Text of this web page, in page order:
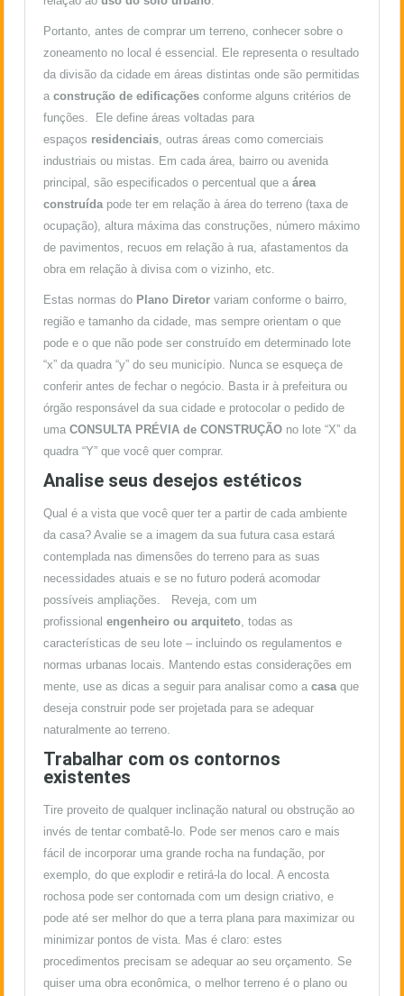
Portanto, antes de comprar um terreno, conhecer sobre o
zoneamento no local é essencial. Ele representa o resultado
da divisão da cidade em áreas distintas onde são permitidas
a construção de edificações conforme alguns critérios de
funções. Ele define áreas voltadas para
espaços residenciais , outras áreas como comerciais
industriais ou mistas. Em cada área, bairro ou avenida
principal, são especificados o percentual que a área
construída pode ter em relação à área do terreno (taxa de
ocupação), altura máxima das construções, número máximo
de pavimentos, recuos em relação à rua, afastamentos da
obra em relação à divisa com o vizinho, etc.
Estas normas do Plano Diretor variam conforme o bairro,
região e tamanho da cidade, mas sempre orientam o que
pode e o que não pode ser construído em determinado lote
“x” da quadra “y” do seu município. Nunca se esqueça de
conferir antes de fechar o negócio. Basta ir à prefeitura ou
órgão responsável da sua cidade e protocolar o pedido de
uma CONSULTA PRÉVIA de CONSTRUÇÃO no lote “X” da
quadra “Y” que você quer comprar.
Analise seus desejos estéticos
Qual é a vista que você quer ter a partir de cada ambiente
da casa? Avalie se a imagem da sua futura casa estará
contemplada nas dimensões do terreno para as suas
necessidades atuais e se no futuro poderá acomodar
possíveis ampliações. Reveja, com um
profissional engenheiro ou arquiteto , todas as
características de seu lote – incluindo os regulamentos e
normas urbanas locais. Mantendo estas considerações em
mente, use as dicas a seguir para analisar como a casa que
deseja construir pode ser projetada para se adequar
naturalmente ao terreno.
Trabalhar com os contornos
existentes
Tire proveito de qualquer inclinação natural ou obstrução ao
invés de tentar combatê-lo. Pode ser menos caro e mais
fácil de incorporar uma grande rocha na fundação, por
exemplo, do que explodir e retirá-la do local. A encosta
rochosa pode ser contornada com um design criativo, e
pode até ser melhor do que a terra plana para maximizar ou
minimizar pontos de vista. Mas é claro: estes
procedimentos precisam se adequar ao seu orçamento. Se
quiser uma obra econômica, o melhor terreno é o plano ou